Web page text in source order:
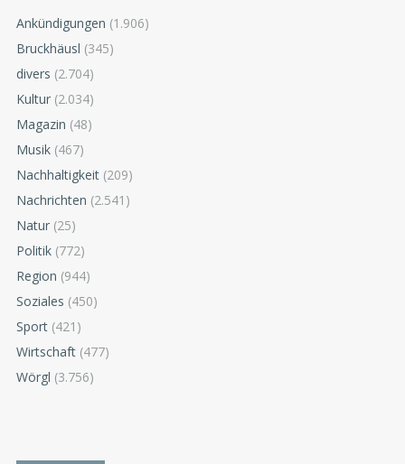
Ankündigungen (1.906)
Bruckhäusl (345)
divers (2.704)
Kultur (2.034)
Magazin (48)
Musik (467)
Nachhaltigkeit (209)
Nachrichten (2.541)
Natur (25)
Politik (772)
Region (944)
Soziales (450)
Sport (421)
Wirtschaft (477)
Wörgl (3.756)